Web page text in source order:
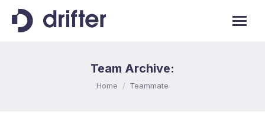
Team Archive:
You are here:
Home Teammate